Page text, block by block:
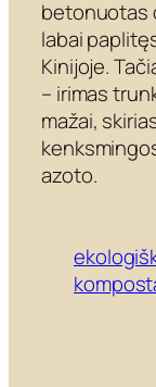
betonuotas
labai
Kinijoje.
– irimas
mažai,
azoto.